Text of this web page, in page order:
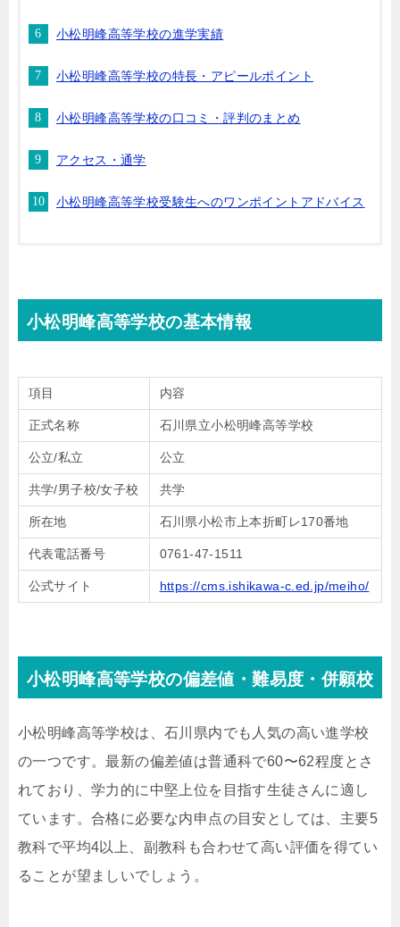
小松明峰高等学校の進学実績
小松明峰高等学校の特長・アピールポイント
小松明峰高等学校の口コミ・評判のまとめ
アクセス・通学
小松明峰高等学校受験生へのワンポイントアドバイス
小松明峰高等学校の基本情報
項目 内容
正式名称 石川県立小松明峰高等学校
公立/私立 公立
共学/男子校/女子校 共学
所在地 石川県小松市上本折町レ170番地
代表電話番号 0761-47-1511
公式サイト https://cms.ishikawa-c.ed.jp/meiho/
小松明峰高等学校の偏差値・難易度・併願校
小松明峰高等学校は、石川県内でも人気の高い進学校
の一つです。最新の偏差値は普通科で60〜62程度とさ
れており、学力的に中堅上位を目指す生徒さんに適し
ています。合格に必要な内申点の目安としては、主要5
教科で平均4以上、副教科も合わせて高い評価を得てい
ることが望ましいでしょう。